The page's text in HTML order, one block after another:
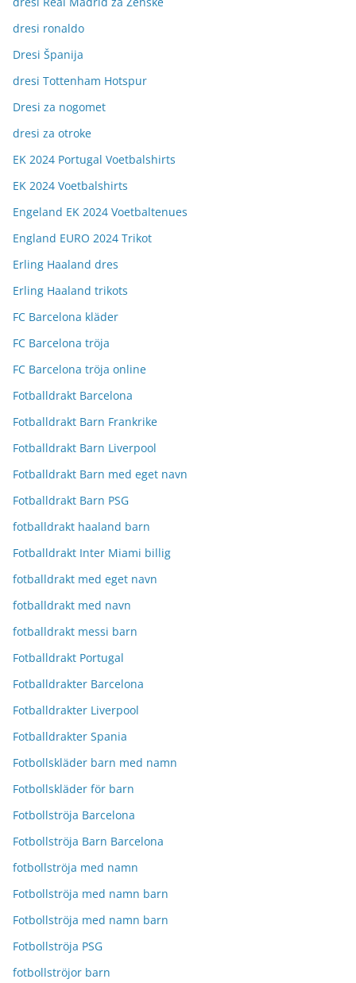
dresi ronaldo
Dresi Španija
dresi Tottenham Hotspur
Dresi za nogomet
dresi za otroke
EK 2024 Portugal Voetbalshirts
EK 2024 Voetbalshirts
Engeland EK 2024 Voetbaltenues
England EURO 2024 Trikot
Erling Haaland dres
Erling Haaland trikots
FC Barcelona kläder
FC Barcelona tröja
FC Barcelona tröja online
Fotballdrakt Barcelona
Fotballdrakt Barn Frankrike
Fotballdrakt Barn Liverpool
Fotballdrakt Barn med eget navn
Fotballdrakt Barn PSG
fotballdrakt haaland barn
Fotballdrakt Inter Miami billig
fotballdrakt med eget navn
fotballdrakt med navn
fotballdrakt messi barn
Fotballdrakt Portugal
Fotballdrakter Barcelona
Fotballdrakter Liverpool
Fotballdrakter Spania
Fotbollskläder barn med namn
Fotbollskläder för barn
Fotbollströja Barcelona
Fotbollströja Barn Barcelona
fotbollströja med namn
Fotbollströja med namn barn
Fotbollströja med namn barn
Fotbollströja PSG
fotbollströjor barn